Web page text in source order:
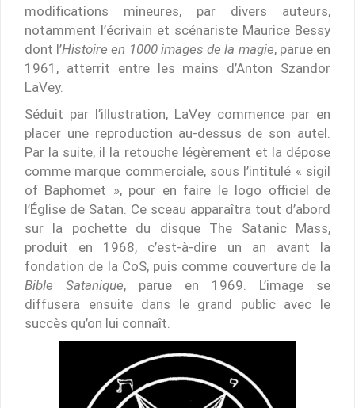
modifications mineures, par divers auteurs,
notamment l’écrivain et scénariste Maurice Bessy
dont l’Histoire en 1000 images de la magie, parue en
1961, atterrit entre les mains d’Anton Szandor
LaVey.
Séduit par l’illustration, LaVey commence par en
placer une reproduction au-dessus de son autel.
Par la suite, il la retouche légèrement et la dépose
comme marque commerciale, sous l’intitulé « sigil
of Baphomet », pour en faire le logo officiel de
l’Église de Satan. Ce sceau apparaîtra tout d’abord
sur la pochette du disque The Satanic Mass,
produit en 1968, c’est-à-dire un an avant la
fondation de la CoS, puis comme couverture de la
Bible Satanique, parue en 1969. L’image se
diffusera ensuite dans le grand public avec le
succès qu’on lui connaît.